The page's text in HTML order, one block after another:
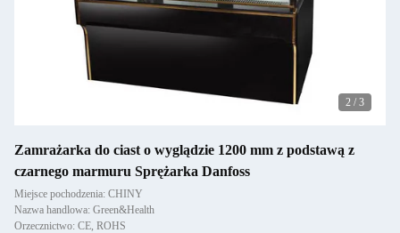
2 / 3
Zamrażarka do ciast o wyglądzie 1200 mm z podstawą z
czarnego marmuru Sprężarka Danfoss
Miejsce pochodzenia: CHINY
Nazwa handlowa: Green&Health
Orzecznictwo: CE, ROHS